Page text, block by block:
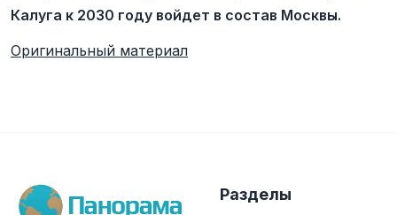
Калуга к 2030 году войдет в состав Москвы.
Оригинальный материал
Разделы